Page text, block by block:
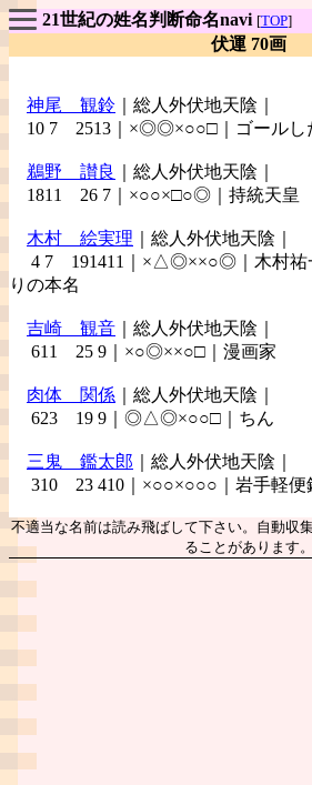
21世紀の姓名判断命名navi [TOP]
伏運 70画
神尾 観鈴 ｜総人外伏地天陰｜
10 7 2513｜×◎◎×○○□｜ゴールし
鵜野 讃良
｜総人外伏地天陰｜
1811 26 7｜×○○×□○◎｜持統天皇
木村 絵実理 ｜総人外伏地天陰｜
4 7 191411｜×△◎××○◎｜木村祐
りの本名
吉崎 観音 ｜総人外伏地天陰｜
611 25 9｜×○◎××○□｜漫画家
肉体 関係 ｜総人外伏地天陰｜
623 19 9｜◎△◎×○○□｜ちん
三鬼 鑑太郎 ｜総人外伏地天陰｜
310 23 410｜×○○×○○○｜岩手軽便
不適当な名前は読み飛ばして下さい。自動収
ることがあります。